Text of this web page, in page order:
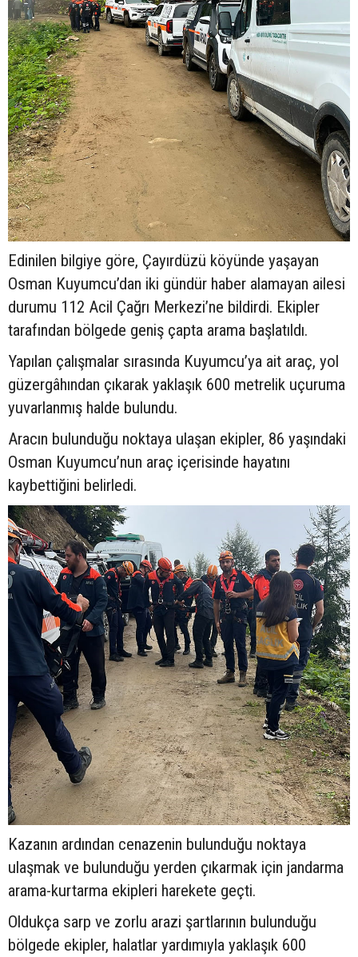
Edinilen bilgiye göre, Çayırdüzü köyünde yaşayan
Osman Kuyumcu’dan iki gündür haber alamayan ailesi
durumu 112 Acil Çağrı Merkezi’ne bildirdi. Ekipler
tarafından bölgede geniş çapta arama başlatıldı.
Yapılan çalışmalar sırasında Kuyumcu’ya ait araç, yol
güzergâhından çıkarak yaklaşık 600 metrelik uçuruma
yuvarlanmış halde bulundu.
Aracın bulunduğu noktaya ulaşan ekipler, 86 yaşındaki
Osman Kuyumcu’nun araç içerisinde hayatını
kaybettiğini belirledi.
Kazanın ardından cenazenin bulunduğu noktaya
ulaşmak ve bulunduğu yerden çıkarmak için jandarma
arama-kurtarma ekipleri harekete geçti.
Oldukça sarp ve zorlu arazi şartlarının bulunduğu
bölgede ekipler, halatlar yardımıyla yaklaşık 600